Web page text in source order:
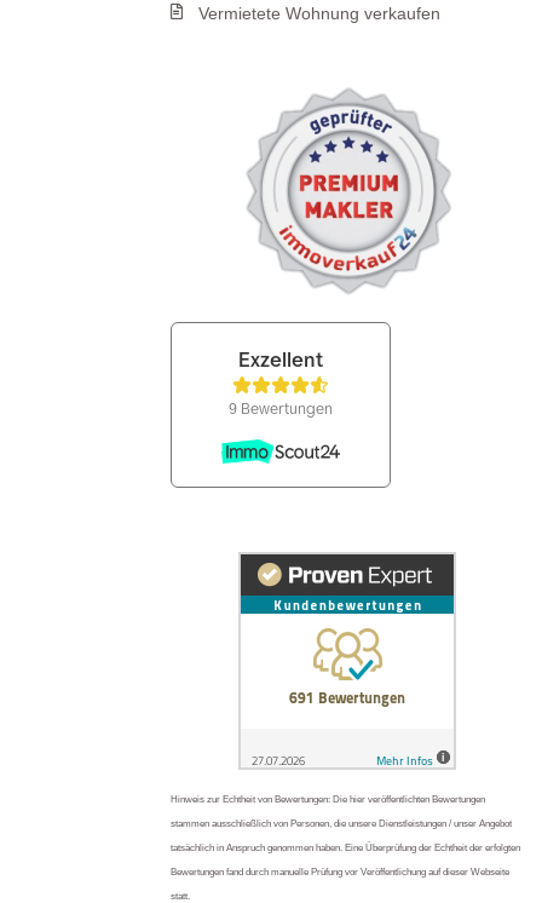
Vermietete Wohnung verkaufen
Hinweis zur Echtheit von Bewertungen: Die hier veröffentlichten Bewertungen
stammen ausschließlich von Personen, die unsere Dienstleistungen / unser Angebot
tatsächlich in Anspruch genommen haben. Eine Überprüfung der Echtheit der erfolgten
Bewertungen fand durch manuelle Prüfung vor Veröffentlichung auf dieser Webseite
statt.